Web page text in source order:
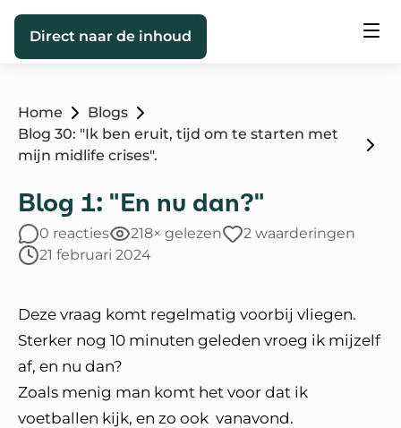
Direct naar de inhoud
Home
Blogs
Blog 30: "Ik ben eruit, tijd om te starten met
mijn midlife crises".
Blog 1: "En nu dan?"
0 reacties 218× gelezen
2 waarderingen
21 februari 2024
Deze vraag komt regelmatig voorbij vliegen.
Sterker nog 10 minuten geleden vroeg ik mijzelf
af, en nu dan?
Zoals menig man komt het voor dat ik
voetballen kijk, en zo ook vanavond.